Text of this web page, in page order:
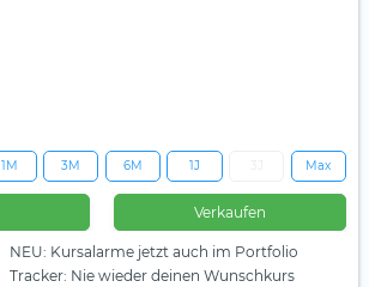
1M 3M 6M 1J Max
Verkaufen
NEU: Kursalarme jetzt auch im Portfolio
Tracker: Nie wieder deinen Wunschkurs